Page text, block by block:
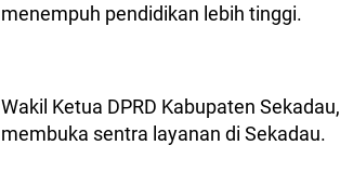
menempuh pendidikan lebih tinggi.
Wakil Ketua DPRD Kabupaten
membuka sentra layanan di Sekadau.